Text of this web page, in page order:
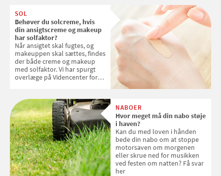
SOL
Behøver du solcreme, hvis
din ansigtscreme og makeup
har solfaktor?
Når ansigtet skal fugtes, og
makeuppen skal sættes, findes
der både creme og makeup
med solfaktor. Vi har spurgt
overlæge på Videncenter for
med SPF kan erstatte
solcreme, når man bevæger
sig ud i solen
NABOER
Hvor meget må din nabo støje
i haven?
Kan du med loven i hånden
bede din nabo om at stoppe
motorsaven om morgenen
eller skrue ned for musikken
ved festen om natten? Få svar
her